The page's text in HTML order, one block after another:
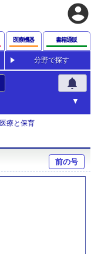
account_circle
医療機器 書籍通販
分野で探す
notifications
医療と保育
前の号